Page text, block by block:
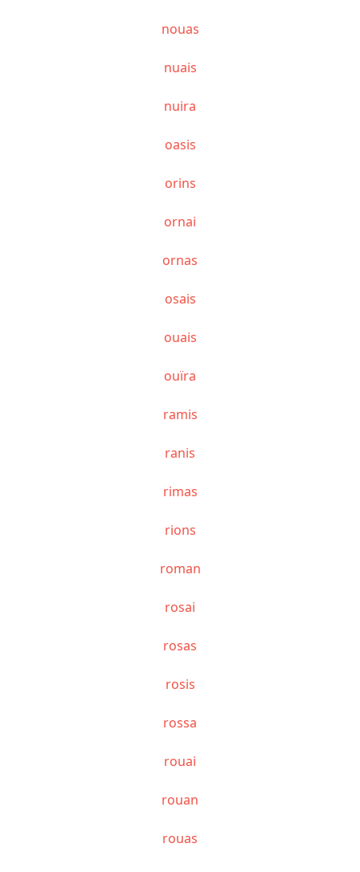
nouas
nuais
nuira
oasis
orins
ornai
ornas
osais
ouais
ouïra
ramis
ranis
rimas
rions
roman
rosai
rosas
rosis
rossa
rouai
rouan
rouas